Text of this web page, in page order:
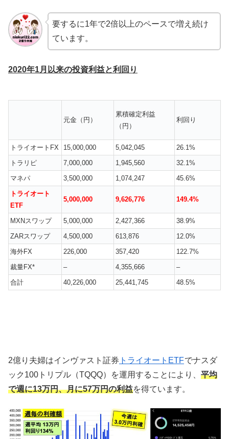
要するに1年で2倍以上のペースで増え続け
ています。
2020年1月以来の投資利益と利回り
元金（円）
累積確定利益
（円）
利回り
トライオート FX 15,000,000 5,042,045
26.1%
トラリピ
7,000,000 1,945,560
32.1%
マネパ
3,500,000 1,074,247
45.6%
トライオート
ETF
5,000,000 9,626,776 149.4%
MXN スワップ 5,000,000 2,427,366
38.9%
ZARスワップ 4,500,000 613,876
12.0%
海外FX 226,000 357,420
122.7%
裁量FX*
– 4,355,666
–
合計
40,226,000 25,441,745 48.5%
2億り夫婦はインヴァスト証券 トライオートETFでナスダ
ック100トリプル（TQQQ）を運用することにより、 平均
で週に13万円、月に57万円の利益を得ています。